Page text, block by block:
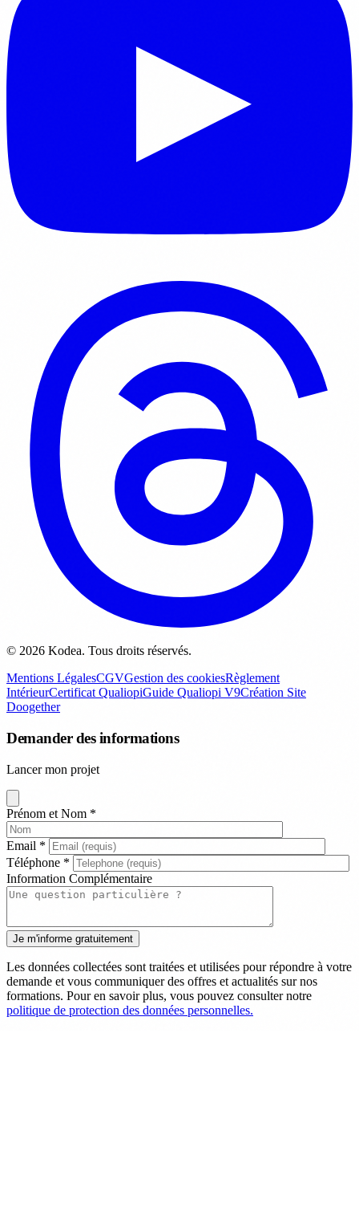
© 2026 Kodea. Tous droits réservés.
Mentions LégalesCGVGestion des cookiesRèglement
IntérieurCertificat QualiopiGuide Qualiopi V9Création Site
Doogether
Demander des informations
Lancer mon projet
Prénom et Nom *
Email *
Téléphone *
Information Complémentaire
Les données collectées sont traitées et utilisées pour répondre à votre
demande et vous communiquer des offres et actualités sur nos
formations. Pour en savoir plus, vous pouvez consulter notre
politique de protection des données personnelles.